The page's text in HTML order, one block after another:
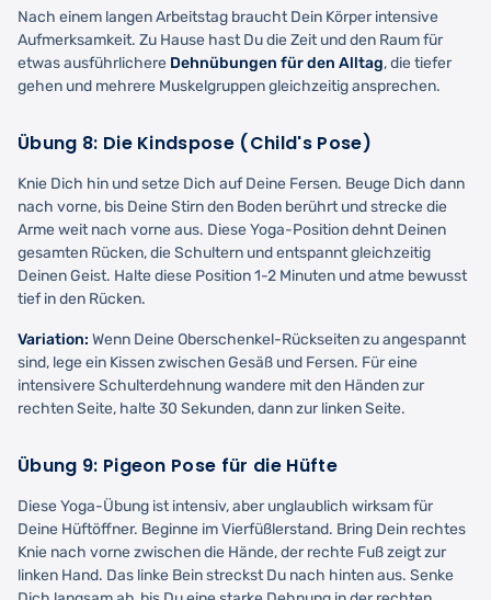
Nach einem langen Arbeitstag braucht Dein Körper intensive
Aufmerksamkeit. Zu Hause hast Du die Zeit und den Raum für
etwas ausführlichere Dehnübungen für den Alltag, die tiefer
gehen und mehrere Muskelgruppen gleichzeitig ansprechen.
Übung 8: Die Kindspose (Child's Pose)
Knie Dich hin und setze Dich auf Deine Fersen. Beuge Dich dann
nach vorne, bis Deine Stirn den Boden berührt und strecke die
Arme weit nach vorne aus. Diese Yoga-Position dehnt Deinen
gesamten Rücken, die Schultern und entspannt gleichzeitig
Deinen Geist. Halte diese Position 1-2 Minuten und atme bewusst
tief in den Rücken.
Variation: Wenn Deine Oberschenkel-Rückseiten zu angespannt
sind, lege ein Kissen zwischen Gesäß und Fersen. Für eine
intensivere Schulterdehnung wandere mit den Händen zur
rechten Seite, halte 30 Sekunden, dann zur linken Seite.
Übung 9: Pigeon Pose für die Hüfte
Diese Yoga-Übung ist intensiv, aber unglaublich wirksam für
Deine Hüftöffner. Beginne im Vierfüßlerstand. Bring Dein rechtes
Knie nach vorne zwischen die Hände, der rechte Fuß zeigt zur
linken Hand. Das linke Bein streckst Du nach hinten aus. Senke